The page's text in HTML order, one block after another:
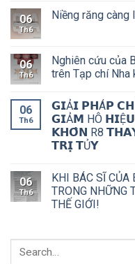
06
Th6
Niềng răng
06
Th6
Nghiên cứu của
trên Tạp chí Nha
06
Th6
𝗚𝗜Ả𝗜 𝗣𝗛Á𝗣
𝗚𝗜Ả𝗠 HÔ
𝗞𝗛𝗢̂𝗡 R8 𝗧𝗛𝗔𝗬
𝗧𝗥𝗜̣ 𝗧Ủ𝗬
06
Th6
KHI BÁC SĨ CỦA
TRONG NHỮNG
THẾ GIỚI!